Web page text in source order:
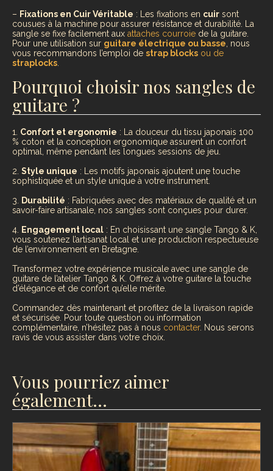
– Fixations en Cuir Véritable : Les fixations en cuir sont
cousues à la machine pour assurer résistance et durabilité. La
sangle se fixe facilement aux attaches courroie de la guitare.
Pour une utilisation sur guitare électrique ou basse , nous
vous recommandons l’emploi de strap blocks ou de
straplocks
Pourquoi choisir nos sangles de
guitare ?
1. Confort et ergonomie : La douceur du tissu japonais 100
% coton et la conception ergonomique assurent un confort
optimal, même pendant les longues sessions de jeu.
2. Style unique : Les motifs japonais ajoutent une touche
sophistiquée et un style unique à votre instrument.
3. Durabilité : Fabriquées avec des matériaux de qualité et un
savoir-faire artisanale, nos sangles sont conçues pour durer.
4. Engagement local : En choisissant une sangle Tango & K,
vous soutenez l’artisanat local et une production respectueuse
de l’environnement en Bretagne.
Transformez votre expérience musicale avec une sangle de
guitare de l’atelier Tango & K. Offrez à votre guitare la touche
d’élégance et de confort qu’elle mérite.
Commandez dès maintenant et profitez de la livraison rapide
et sécurisée. Pour toute question ou information
complémentaire, n’hésitez pas à nous contacter. Nous serons
ravis de vous assister dans votre choix.
Vous pourriez aimer
également…